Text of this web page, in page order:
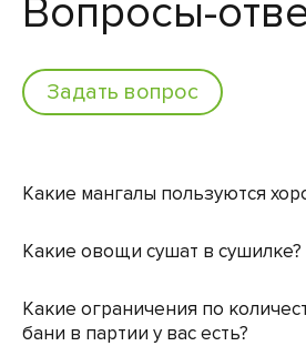
Вопросы-
Задать вопрос
Какие мангалы пользуются
Какие овощи сушат в сушилке?
Какие ограничения по
бани в партии у вас есть?